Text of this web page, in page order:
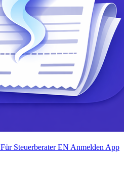
Für SteuerberaterEN Anmelden App